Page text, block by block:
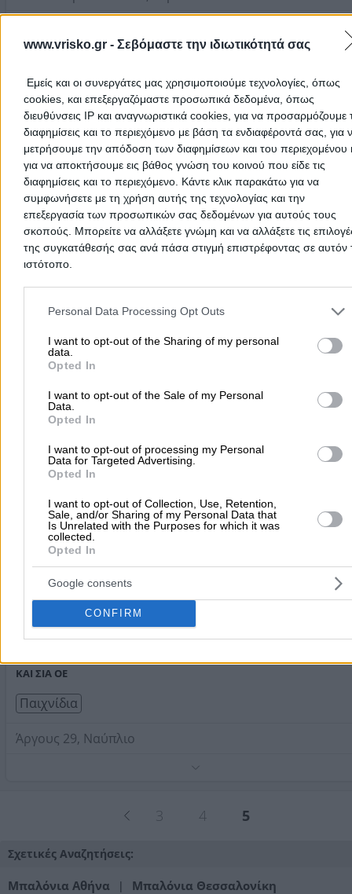
www.vrisko.gr - Σεβόμαστε την ιδιωτικότητά σας
Εμείς και οι συνεργάτες μας χρησιμοποιούμε τεχνολογίες, όπως
cookies, και επεξεργαζόμαστε προσωπικά δεδομένα, όπως
διευθύνσεις IP και αναγνωριστικά cookies, για να προσαρμόζουμε
διαφημίσεις και το περιεχόμενο με βάση τα ενδιαφέροντά σας, για
μετρήσουμε την απόδοση των διαφημίσεων και του περιεχομένου
για να αποκτήσουμε εις βάθος γνώση του κοινού που είδε τις
διαφημίσεις και το περιεχόμενο. Κάντε κλικ παρακάτω για να
συμφωνήσετε με τη χρήση αυτής της τεχνολογίας και την
επεξεργασία των προσωπικών σας δεδομένων για αυτούς τους
σκοπούς. Μπορείτε να αλλάξετε γνώμη και να αλλάξετε τις
της συγκατάθεσής σας ανά πάσα στιγμή επιστρέφοντας σε αυτόν
ιστότοπο.
Please note that this website/app uses one or more Google
and may gather and store information including but not limited to
to Google and its third-party tags to use your data for below
purposes in below Google consent section.
Personal Data Processing Opt Outs
I want to opt-out of the Sharing of my personal
data.
Opted In
I want to opt-out of the Sale of my Personal
Data.
Opted In
I want to opt-out of processing my Personal
Data for Targeted Advertising.
Opted In
I want to opt-out of Collection, Use, Retention,
Sale, and/or Sharing of my Personal Data that
Is Unrelated with the Purposes for which it was
collected.
Opted In
Google consents
CONFIRM
Στοιχεία αναζήτησης:Μπαλόνια
Διακοσμήσεις με Μπαλόνια
Μπαλόνια
Πλατεία Αγοράς 14, Χαλκίδα
Τηλέφωνο:2221082506
Στοιχεία αναζήτησης: Μπαλόνια
BABALLOON (Τσένη Χρυσούλα Μ.)
Μπαλόνια
Ερμού 29, Κομοτηνή
Στοιχεία αναζήτησης: Μπαλόνια
ΑΠΟΘΗΚΗ - ΜΠΟΥΚΕΤΟ ΜΠΑΛΟΝΙΑ
Οργάνωση Γάμου - Εκδηλώσεων
Βενιζέλου Ελευθερίου 5, Λαμία
Τηλέφωνο:2231066077
Στοιχεία αναζήτησης: Μπαλόνια
ΜΠΟΥΚΕΤΟ ΜΠΑΛΟΝΙΑ - ΡΙΖΟΥ ΑΙΚΑΤΕΡΙΝΗ ΚΑΙ ΣΙΑ ΟΕ
Μπαλόνια
Εθνική Οδός Παλαιοκαστρίτσας, Κέρκυρα - Σολάρι
Τηλέφωνο:2661081150
Στοιχεία αναζήτησης:Μπαλόνια
ΚΑΙ ΣΙΑ ΟΕ
Παιχνίδια
Άργους 29, Ναύπλιο
3 4 5
Σχετικές Αναζητήσεις:
Μπαλόνια Αθήνα | Μπαλόνια Θεσσαλονίκη